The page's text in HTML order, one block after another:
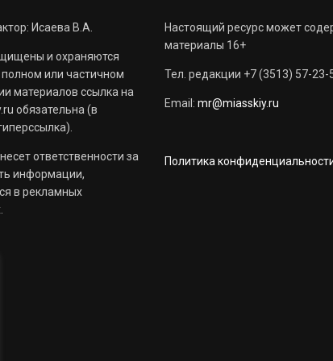
Исаева В.А.
и охраняются
или частичном
материалов ссылка на
обязательна (в
ответственности за
информации,
в рекламных
Настоящий ресурс может
материалы 16+
Тел. редакции +7 (3513) 57-23-
Email: mr@miasskiy.ru
Политика